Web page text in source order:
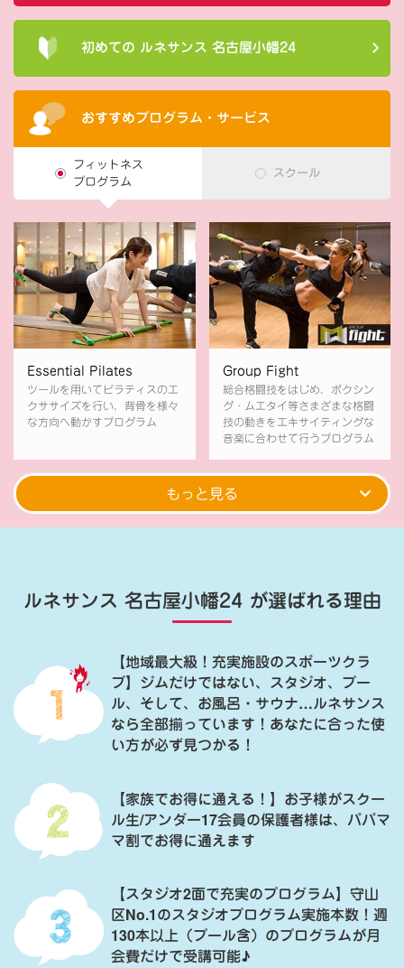
初めての ルネサンス 名古屋小幡24
おすすめプログラム・サービス
フィットネス
プログラム
スクール
Essential Pilates
ツールを用いてピラティスのエ
クササイズを行い、背骨を様々
な方向へ動かすプログラム
Group Fight
総合格闘技をはじめ、ボクシン
グ・ムエタイ等さまざまな格闘
技の動きをエキサイティングな
音楽に合わせて行うプログラム
もっと見る
ルネサンス 名古屋小幡24 が選ばれる理由
【地域最大級！充実施設のスポーツクラ
ブ】ジムだけではない、スタジオ、プー
ル、そして、お風呂・サウナ…ルネサンス
なら全部揃っています！あなたに合った使
い方が必ず見つかる！
【家族でお得に通える！】お子様がスクー
ル生/アンダー17会員の保護者様は、パパマ
マ割でお得に通えます
【スタジオ2面で充実のプログラム】守山
区No.1のスタジオプログラム実施本数！週
130本以上（プール含）のプログラムが月
会費だけで受講可能♪